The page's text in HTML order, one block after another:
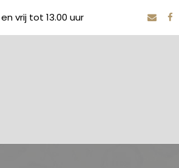
vrij tot 13.00 uur